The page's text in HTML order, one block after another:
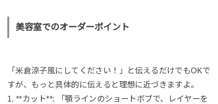
美容室でのオーダーポイント
「米倉涼子風にしてください！」と伝えるだけでもOKで
すが、もっと具体的に伝えると理想に近づきますよ。
1. **カット**: 「顎ラインのショートボブで、レイヤーを